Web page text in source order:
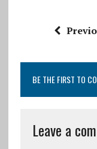
BE THE FIRST TO
Leave a